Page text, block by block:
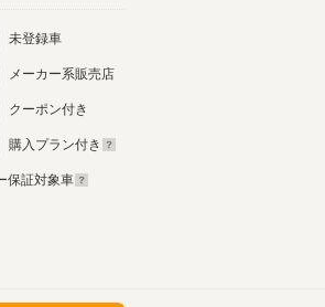
未登録車
メーカー系販売店
クーポン付き
購入プラン付き
保証対象車